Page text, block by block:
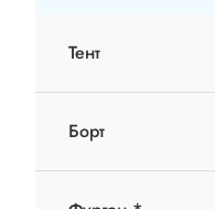
Тент
Борт